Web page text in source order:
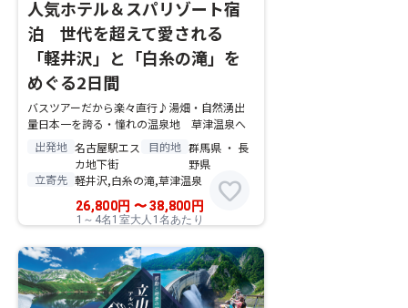
人気ホテル＆スパリゾート宿
泊 世代を超えて愛される
「軽井沢」と「白糸の滝」を
めぐる2日間
バスツアーだから楽々直行♪湯畑・自然湧出
量日本一を誇る・憧れの温泉地 草津温泉へ
出発地 名古屋駅エス
カ地下街
目的地 群馬県 ・ 長
野県
立寄先 軽井沢,白糸の滝,草津温泉
26,800円 〜38,800 円
1～4名1室大人1名あたり
favorite